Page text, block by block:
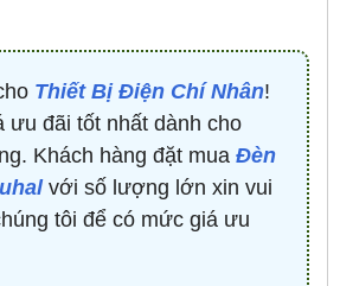
Thiết Bị Điện Chí Nhân!
ưu đãi tốt nhất dành cho
Khách hàng đặt mua Đèn
với số lượng lớn xin vui
tôi để có mức giá ưu